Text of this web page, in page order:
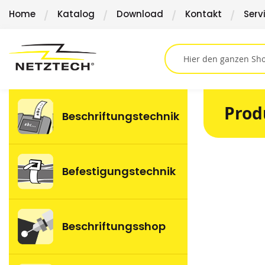
Direkt
Home Katalog Download Kontakt
Beschriftungstechnik
Befestigungstechnik
Beschriftungsshop